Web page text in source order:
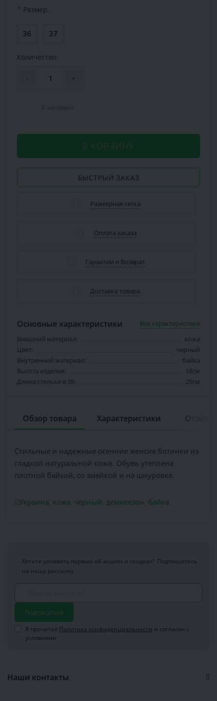
* Размер
36 37
Количество:
- +
В КОРЗИНУ
БЫСТРЫЙ ЗАКАЗ
Размерная сетка
Оплата заказа
Гарантии и Возврат
Доставка товара
Основные характеристики
Все характеристики
Внешний материал:
кожа
Цвет:
черный
Внутренний материал:
байка
Высота изделия:
18см
Длина стельки в 38:
25см
Обзор товара Характеристики
Стильные и надежные осенние женсие ботинки из
гладкой натуральной кожи. Обувь утеплена
плотной байкой, со змейкой и на шнуровке.
Украина, кожа, черный, демисезон, байка
Хотите узнавать первым об акциях и скидках? Подпишитесь
на нашу рассылку
Подписаться
Я прочитал Политика конфиденциальности и согласен с
условиями
Наши контакты